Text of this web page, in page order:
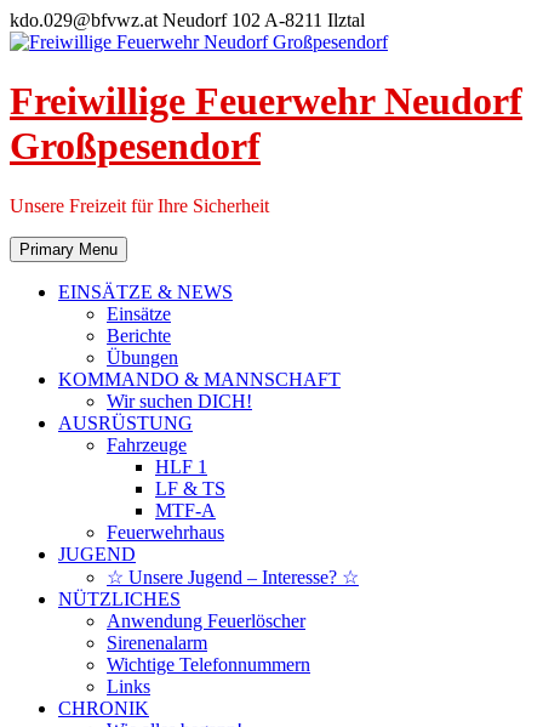
Skip
to
kdo.029@bfvwz.at Neudorf 102 A-8211 Ilztal
Freiwillige Feuerwehr Neudorf
Großpesendorf
Unsere Freizeit für Ihre Sicherheit
Primary Menu
EINSÄTZE & NEWS
Einsätze
Berichte
Übungen
KOMMANDO & MANNSCHAFT
Wir suchen DICH!
AUSRÜSTUNG
Fahrzeuge
HLF 1
LF & TS
MTF-A
Feuerwehrhaus
JUGEND
☆ Unsere Jugend – Interesse? ☆
NÜTZLICHES
Anwendung Feuerlöscher
Sirenenalarm
Wichtige Telefonnummern
Links
CHRONIK